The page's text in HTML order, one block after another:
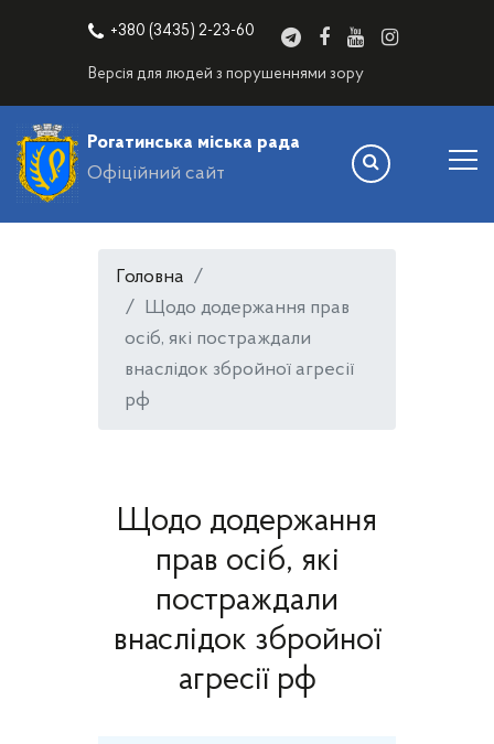
+380 (3435) 2-23-60
Версія для людей з порушеннями зору
Рогатинська міська рада
Офіційний сайт
Головна
Щодо додержання прав
осіб, які постраждали
внаслідок збройної агресії
рф
Щодо додержання
прав осіб, які
постраждали
внаслідок збройної
агресії рф